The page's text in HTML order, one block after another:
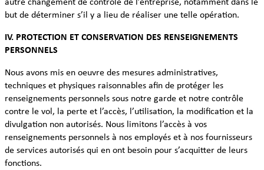
but de déterminer s’il y a lieu de réaliser une telle opération.
IV. PROTECTION ET CONSERVATION DES RENSEIGNEMENTS
PERSONNELS
Nous avons mis en oeuvre des mesures administratives,
techniques et physiques raisonnables afin de protéger les
renseignements personnels sous notre garde et notre contrôle
contre le vol, la perte et l’accès, l’utilisation, la modification et la
divulgation non autorisés. Nous limitons l’accès à vos
renseignements personnels à nos employés et à nos fournisseurs
de services autorisés qui en ont besoin pour s’acquitter de leurs
fonctions.